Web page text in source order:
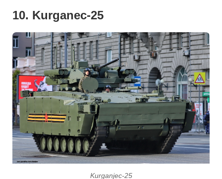
10. Kurganec-25
Kurganjec-25